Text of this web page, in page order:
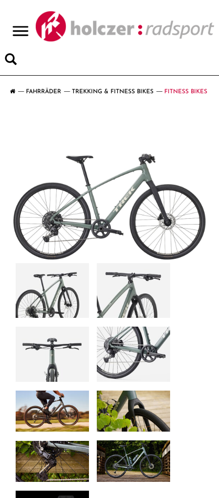
FAHRRÄDER TREKKING & FITNESS BIKES FITNESS BIKES